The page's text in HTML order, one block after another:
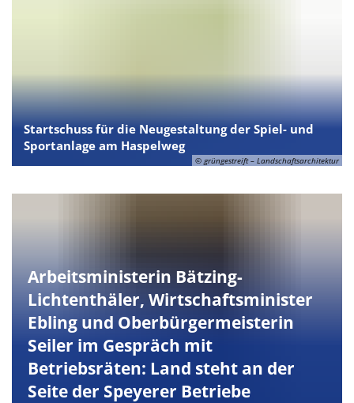
© grüngestreift – Landschaftsarchitektur
Startschuss für die Neugestaltung der Spiel- und
Sportanlage am Haspelweg
Arbeitsministerin Bätzing-
Lichtenthäler, Wirtschaftsminister
Ebling und Oberbürgermeisterin
Seiler im Gespräch mit
Betriebsräten: Land steht an der
Seite der Speyerer Betriebe